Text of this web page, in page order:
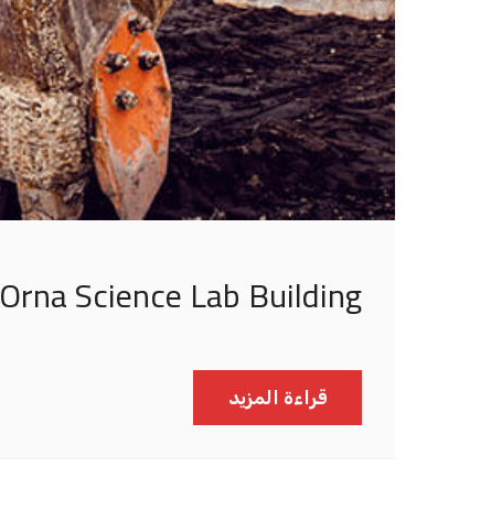
Orna Science Lab Building
قراءة المزيد